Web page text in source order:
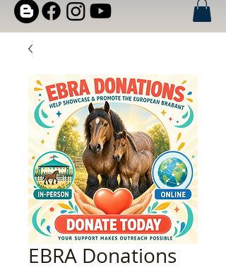
EBRA Donations